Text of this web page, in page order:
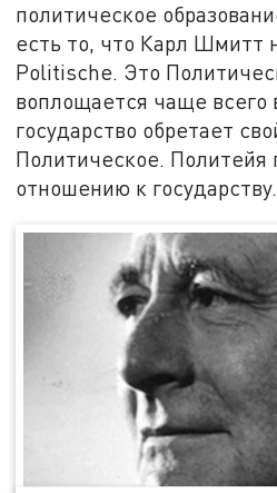
политическое
есть то, что Карл Шмитт
Politische. Это
воплощается чаще всего
государство обретает
Политическое. Политейя
отношению к государству.